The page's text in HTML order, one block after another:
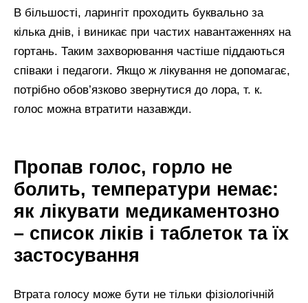
В більшості, ларингіт проходить буквально за
кілька днів, і виникає при частих навантаженнях на
гортань. Таким захворювання частіше піддаються
співаки і педагоги. Якщо ж лікування не допомагає,
потрібно обов’язково звернутися до лора, т. к.
голос можна втратити назавжди.
Пропав голос, горло не
болить, температури немає:
як лікувати медикаментозно
– список ліків і таблеток та їх
застосування
Втрата голосу може бути не тільки фізіологічній